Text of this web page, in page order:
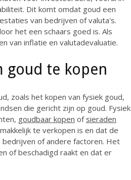
Dit komt omdat goud een
van bedrijven of valuta's.
het een schaars goed is. Als
van inflatie en valutadevaluatie.
goud te kopen
zoals het kopen van fysiek goud,
die gericht zijn op goud. Fysiek
goudbaar kopen of sieraden
te verkopen is en dat de
bedrijven of andere factoren. Het
of beschadigd raakt en dat er